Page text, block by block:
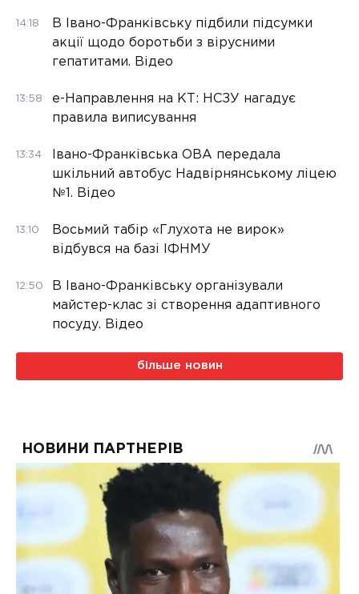
14:18
В Івано-Франківську підбили підсумки
акції щодо боротьби з вірусними
гепатитами. Відео
13:58
е-Направлення на КТ: НСЗУ нагадує
правила виписування
13:34
Івано-Франківська ОВА передала
шкільний автобус Надвірнянському ліцею
№1. Відео
13:10
Восьмий табір «Глухота не вирок»
відбувся на базі ІФНМУ
12:50
В Івано-Франківську організували
майстер-клас зі створення адаптивного
посуду. Відео
більше новин